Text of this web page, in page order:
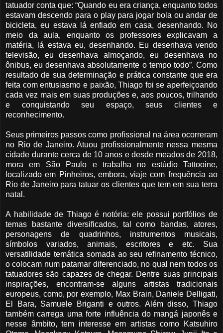
tatuador conta que: “Quando eu era criança, enquanto todos
estavam descendo para o play para jogar bola ou andar de
bicicleta, eu estava lá enfiado em casa, desenhando. No
meio da aula, enquanto os professores explicavam a
matéria, lá estava eu, desenhando. Eu desenhava vendo
televisão, eu desenhava almoçando, eu desenhava no
ônibus, eu desenhava absolutamente o tempo todo”. Como
resultado de sua determinação e prática constante que era
feita com entusiasmo e paixão, Thiago foi se aperfeiçoando
cada vez mais em suas produções e, aos poucos, trilhando
e conquistando seu espaço, seus clientes e
reconhecimento.
Seus primeiros passos como profissional na área ocorreram
no Rio de Janeiro. Atuou profissionalmente nessa mesma
cidade durante cerca de 10 anos e desde meados de 2018,
mora em São Paulo e trabalha no estúdio Tattooine,
localizado em Pinheiros, embora, viaje com frequência ao
Rio de Janeiro para tatuar os clientes que tem em sua terra
natal.
A habilidade de Thiago é notória: ele possui portfólios de
temas bastante diversificados, tal como bandas, atores,
personagens de quadrinhos, instrumentos musicais,
símbolos variados, animais, escritores e etc. Sua
versatilidade temática somada ao seu refinamento técnico,
o colocam num patamar diferenciado, no qual nem todos os
tatuadores são capazes de chegar. Dentre suas principais
inspirações, encontram-se alguns artistas tradicionais
europeus, como, por exemplo, Max Brain, Daniele Delligati,
El Bara, Samuele Briganti e outros. Além disso, Thiago
também carrega uma forte influência do mangá japonês e
nesse âmbito, tem interesse em artistas como Katsuhiro